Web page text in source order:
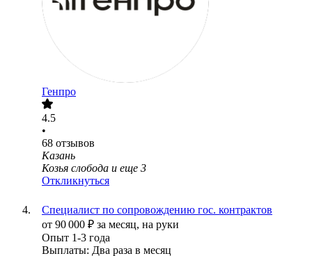
Генпро
4.5
•
68 отзывов
Казань
Козья слобода и еще 3
Откликнуться
Специалист по сопровождению гос. контрактов
от 90 000 ₽ за месяц, на руки
Опыт 1-3 года
Выплаты: Два раза в месяц